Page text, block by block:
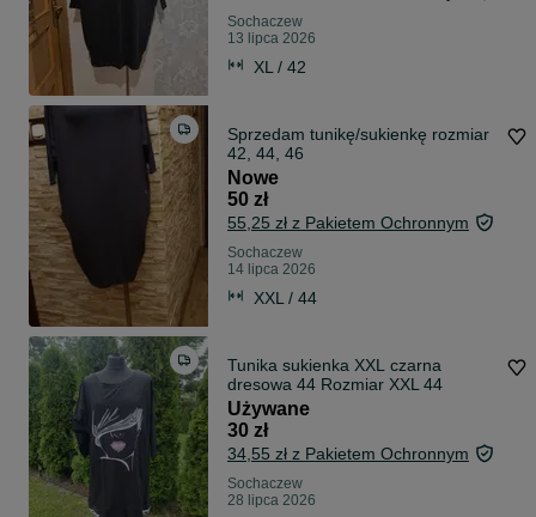
Sochaczew
13 lipca 2026
XL / 42
Sprzedam tunikę/sukienkę rozmiar
42, 44, 46
Nowe
50 zł
55,25 zł z Pakietem Ochronnym
Sochaczew
14 lipca 2026
XXL / 44
Tunika sukienka XXL czarna
dresowa 44 Rozmiar XXL 44
Używane
30 zł
34,55 zł z Pakietem Ochronnym
Sochaczew
28 lipca 2026